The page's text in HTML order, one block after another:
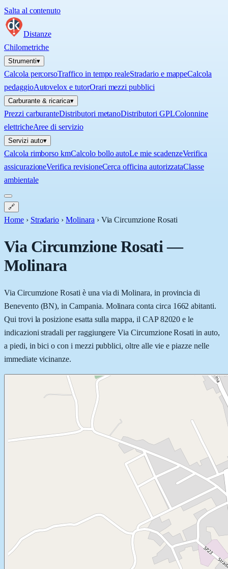
Salta al contenuto
Distanze
Chilometriche
Strumenti▾
Calcola percorsoTraffico in tempo realeStradario e mappeCalcola
pedaggioAutovelox e tutorOrari mezzi pubblici
Carburante & ricarica▾
Prezzi carburanteDistributori metanoDistributori GPLColonnine
elettricheAree di servizio
Servizi auto▾
Calcola rimborso kmCalcolo bollo autoLe mie scadenzeVerifica
assicurazioneVerifica revisioneCerca officina autorizzataClasse
ambientale
🔗
Home › Stradario › Molinara › Via Circumzione Rosati
Via Circumzione Rosati—
Molinara
Via Circumzione Rosati è una via di Molinara, in provincia di
Benevento (BN), in Campania. Molinara conta circa 1662 abitanti.
Qui trovi la posizione esatta sulla mappa, il CAP 82020 e le
indicazioni stradali per raggiungere Via Circumzione Rosati in auto,
a piedi, in bici o con i mezzi pubblici, oltre alle vie e piazze nelle
immediate vicinanze.